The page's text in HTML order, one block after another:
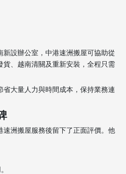
設辦公室，中港速洲搬屋可協助從
貨、越南清關及重新安裝，全程只需
大量人力與時間成本，保持業務連
速洲搬屋服務後留下了正面評價。他